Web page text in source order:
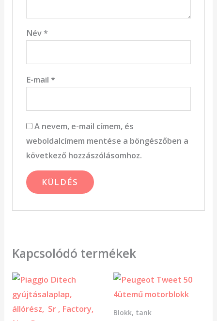
Név*
E-mail *
A nevem, e-mail címem, és
weboldalcímem mentése a böngészőben a
következő hozzászólásomhoz.
Kapcsolódó termékek
Blokk, tank